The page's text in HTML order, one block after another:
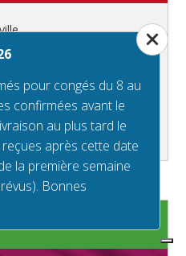
TVA incl.
pour congés du 8 au
confirmées avant le
au plus tard le
après cette date
la première semaine
Bonnes